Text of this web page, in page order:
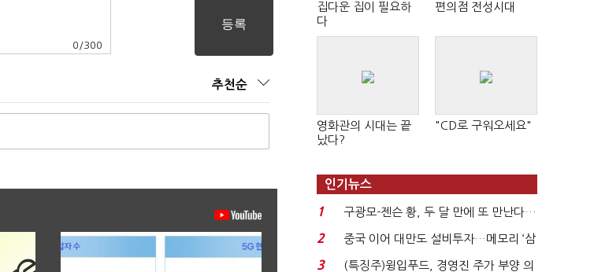
0 /300
추천순
집다운 집이 필요하
다
편의점 전성시대
영화관의 시대는 끝
났다?
"CD로 구워오세요"
인기뉴스
1
구광모-젠슨 황, 두 달 만에 또 만난다…
로봇·AI 등 논...
2
중국 이어 대만도 설비투자…메모리 ‘삼
국전쟁’
3
(특징주)윙입푸드, 경영진 주가 부양 의